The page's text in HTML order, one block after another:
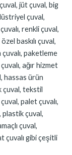
jüt çuval, big
çuval,
renkli çuval,
baskılı çuval,
çuvalı, paketleme
ağır hizmet
hassas ürün
çuval, tekstil
palet çuvalı,
plastik çuval,
çuval,
çuvalı gibi çeşitli